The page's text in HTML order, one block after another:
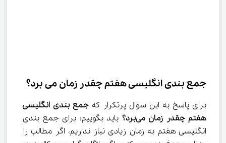
جمع ‌بندی انگلیسی هفتم چقدر زمان می‌ برد؟
برای پاسخ به این سوال پرتکرار که
جمع ‌بندی انگلیسی
هفتم چقدر زمان می‌برد؟
باید بگوییم: برای جمع‌ بندی
انگلیسی هفتم به زمان زیادی نیاز نداریم، اگر مطالب را